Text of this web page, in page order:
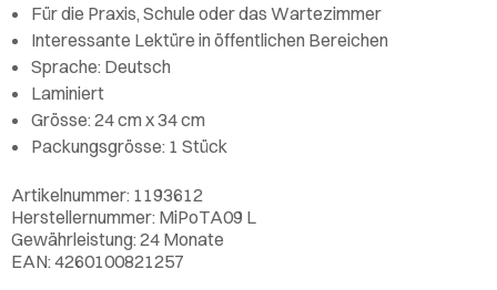
Für die Praxis, Schule oder das Wartezimmer
Interessante Lektüre in öffentlichen Bereichen
Sprache: Deutsch
Laminiert
Grösse: 24 cm x 34 cm
Packungsgrösse: 1 Stück
Artikelnummer: 1193612
Herstellernummer: MiPoTA09 L
Gewährleistung: 24 Monate
EAN: 4260100821257